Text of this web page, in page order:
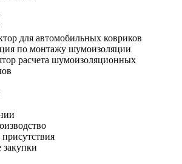
для автомобильных ковриков
по монтажу шумоизоляции
расчета шумоизоляционных